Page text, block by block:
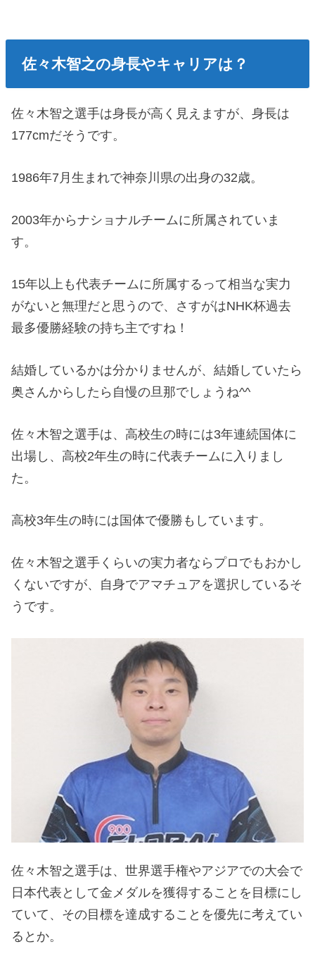
佐々木智之の身長やキャリアは？
佐々木智之選手は身長が高く見えますが、身長は
177cmだそうです。
1986年7月生まれで神奈川県の出身の32歳。
2003年からナショナルチームに所属されていま
す。
15年以上も代表チームに所属するって相当な実力
がないと無理だと思うので、さすがはNHK杯過去
最多優勝経験の持ち主ですね！
結婚しているかは分かりませんが、結婚していたら
奥さんからしたら自慢の旦那でしょうね^^
佐々木智之選手は、高校生の時には3年連続国体に
出場し、高校2年生の時に代表チームに入りまし
た。
高校3年生の時には国体で優勝もしています。
佐々木智之選手くらいの実力者ならプロでもおかし
くないですが、自身でアマチュアを選択しているそ
うです。
佐々木智之選手は、世界選手権やアジアでの大会で
日本代表として金メダルを獲得することを目標にし
ていて、その目標を達成することを優先に考えてい
るとか。